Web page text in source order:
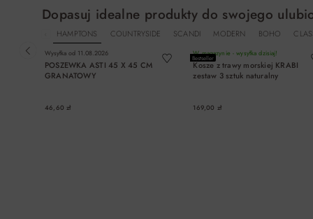
Dopasuj idealne produkty do swojego
HAMPTONS COUNTRYSIDE SCANDI MODERN BOHO
Wysyłka od 11.08.2026
POSZEWKA ASTI 45 X 45 CM
GRANATOWY
46,60 zł
Bestseller
W magazynie - wysyłka dzisiaj!
Kosze z trawy morskiej KRABI
zestaw 3 sztuk naturalny
169,00 zł